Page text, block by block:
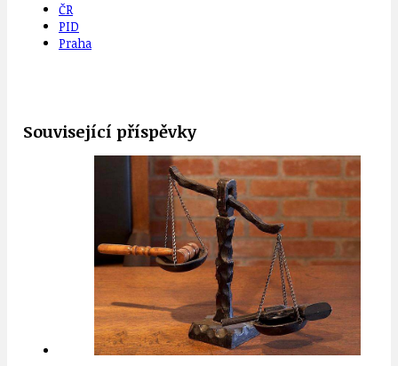
ČR
PID
Praha
Související příspěvky